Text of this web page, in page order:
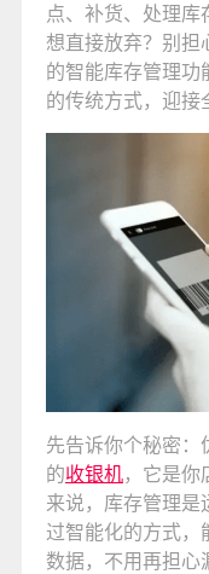
点、补货、处理
想直接放弃？别担
的智能库存管理功
的传统方式，迎接
先告诉你个秘密：
的收银机，它是你
来说，库存管理是
过智能化的方式，
数据，不用再担心